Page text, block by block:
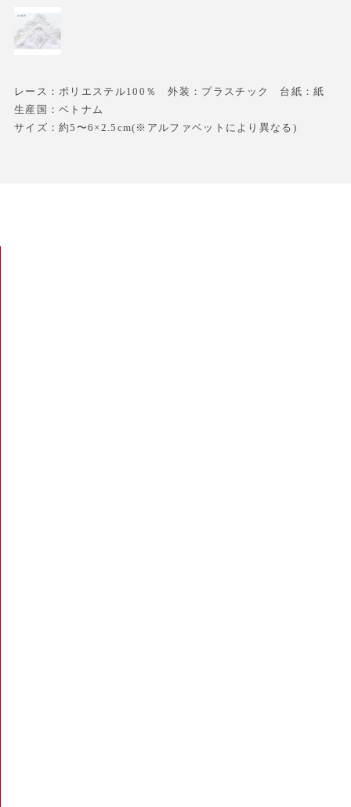
レース：ポリエステル100％ 外装：プラスチック 台紙：紙
生産国：ベトナム
サイズ：約5〜6×2.5cm(※アルファベットにより異なる)